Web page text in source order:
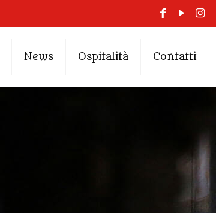
News Ospitalità Contatti